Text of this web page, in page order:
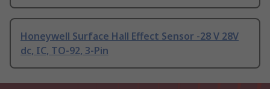
Honeywell Surface Hall Effect Sensor -28 V 28V
dc, IC, TO-92, 3-Pin